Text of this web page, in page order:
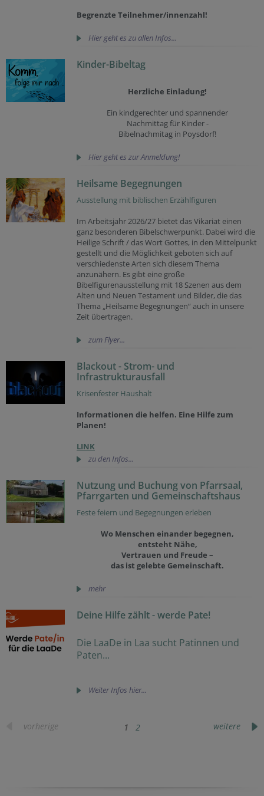
Begrenzte Teilnehmer/innenzahl!
Hier geht es zu allen Infos...
Kinder-Bibeltag
Herzliche Einladung!
Ein kindgerechter und spannender
Nachmittag für Kinder -
Bibelnachmitag in Poysdorf!
Hier geht es zur Anmeldung!
Heilsame Begegnungen
Ausstellung mit biblischen Erzählfiguren
Im Arbeitsjahr 2026/27 bietet das Vikariat einen
ganz besonderen Bibelschwerpunkt. Dabei wird die
Heilige Schrift / das Wort Gottes, in den Mittelpunkt
gestellt und die Möglichkeit geboten sich auf
verschiedenste Arten sich diesem Thema
anzunähern. Es gibt eine große
Bibelfigurenausstellung mit 18 Szenen aus dem
Alten und Neuen Testament und Bilder, die das
Thema „Heilsame Begegnungen“ auch in unsere
Zeit übertragen.
zum Flyer...
Blackout - Strom- und
Infrastrukturausfall
Krisenfester Haushalt
Informationen die helfen. Eine Hilfe zum
Planen!
LINK
zu den Infos...
Nutzung und Buchung von Pfarrsaal,
Pfarrgarten und Gemeinschaftshaus
Feste feiern und Begegnungen erleben
Wo Menschen einander begegnen,
entsteht Nähe,
Vertrauen und Freude –
das ist gelebte Gemeinschaft.
mehr
Deine Hilfe zählt - werde Pate!
Die LaaDe in Laa sucht Patinnen und
Paten...
Weiter Infos hier...
vorherige 1 2 weitere